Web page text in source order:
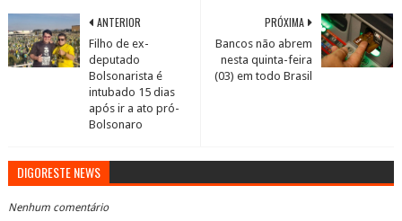
PRÓXIMA
Bancos não abrem
nesta quinta-feira
(03) em todo Brasil
ANTERIOR
Filho de ex-
deputado
Bolsonarista é
intubado 15 dias
após ir a ato pró-
Bolsonaro
DIGORESTE NEWS
Nenhum comentário